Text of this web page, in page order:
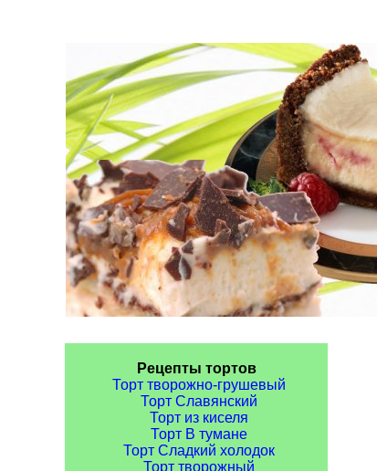
Рецепты тортов
Торт творожно-грушевый
Торт Славянский
Торт из киселя
Торт В тумане
Торт Сладкий холодок
Торт творожный